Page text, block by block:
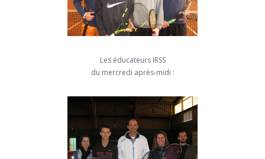
Les éducateurs IRSS
du mercredi après-midi :